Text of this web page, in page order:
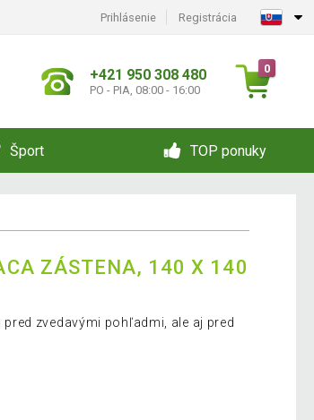
Prihlásenie Registrácia
+421 950 308 480
PO - PIA, 08:00 - 16:00
0
Šport TOP ponuky
ZÁSTENA, 140 X 140
zvedavými pohľadmi, ale aj pred